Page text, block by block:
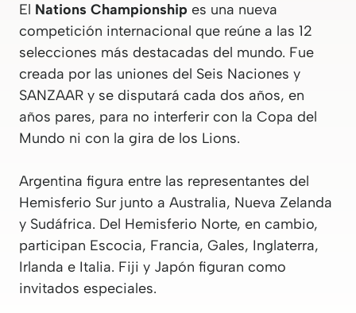
El Nations Championship es una nueva
competición internacional que reúne a las 12
selecciones más destacadas del mundo. Fue
creada por las uniones del Seis Naciones y
SANZAAR y se disputará cada dos años, en
años pares, para no interferir con la Copa del
Mundo ni con la gira de los Lions.
Argentina figura entre las representantes del
Hemisferio Sur junto a Australia, Nueva Zelanda
y Sudáfrica. Del Hemisferio Norte, en cambio,
participan Escocia, Francia, Gales, Inglaterra,
Irlanda e Italia. Fiji y Japón figuran como
invitados especiales.